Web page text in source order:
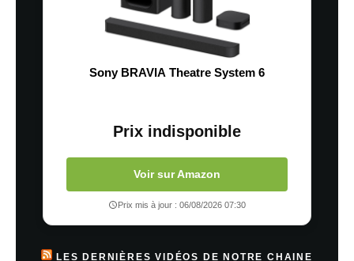
Sony BRAVIA Theatre System 6
Prix indisponible
Voir sur Amazon
Prix mis à jour : 06/08/2026 07:30
LES DERNIÈRES VIDÉOS DE NOTRE CHAINE